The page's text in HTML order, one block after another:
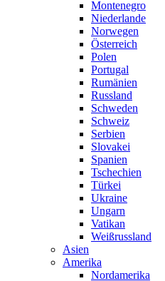
Montenegro
Niederlande
Norwegen
Österreich
Polen
Portugal
Rumänien
Russland
Schweden
Schweiz
Serbien
Slovakei
Spanien
Tschechien
Türkei
Ukraine
Ungarn
Vatikan
Weißrussland
Asien
Amerika
Nordamerika